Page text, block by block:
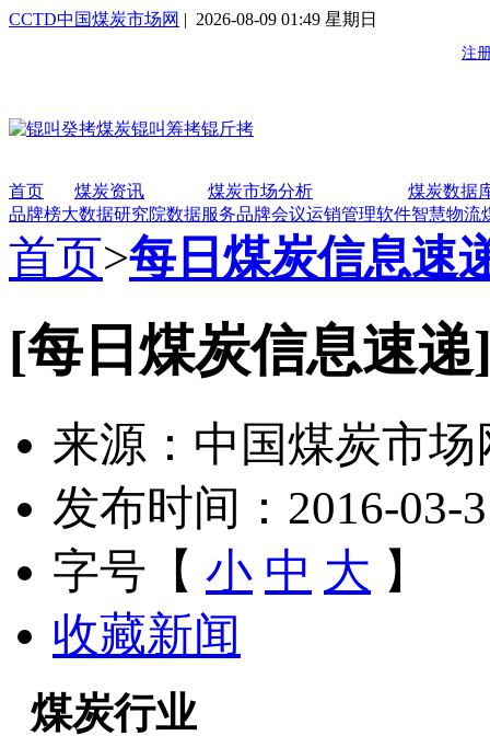
CCTD中国煤炭市场网 | 2026-08-09 01:49 星期日
首页 煤炭资讯 煤炭市场分析
煤炭数据
品牌榜大数据研究院数据服务品牌会议运销管理软件智慧物流
首页>每日煤炭信息速
[每日煤炭信息速
来源：中国煤炭市场
发布时间：2016-03-
字号【 小 中 大 】
收藏新闻
煤炭行业